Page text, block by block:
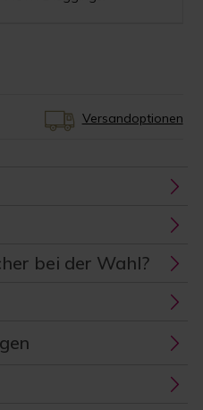
Versandoptionen
bei der Wahl?